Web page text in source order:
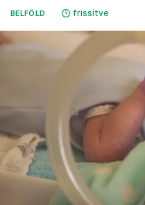
BELFÖLD frissítve